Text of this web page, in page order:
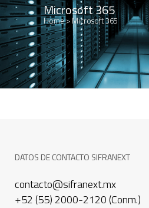
Microsoft 365
Home> Microsoft 365
DATOS DE CONTACTO SIFRANEXT
contacto@sifranext.mx
+52 (55) 2000-2120 (Conm.)